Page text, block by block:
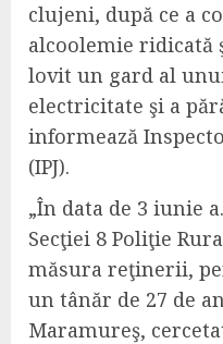
clujeni, după ce a
alcoolemie ridicată
lovit un gard al
electricitate şi a
informează
(IPJ).
„În data de 3 iunie
Secţiei 8 Poliţie
măsura reţinerii,
un tânăr de 27 de
Maramureş,